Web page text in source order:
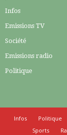
Infos
Emissions TV
Société
Emissions radio
Politique
Infos Politique
Sports